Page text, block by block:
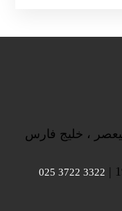
، خلیج فارس
3322 3722 025